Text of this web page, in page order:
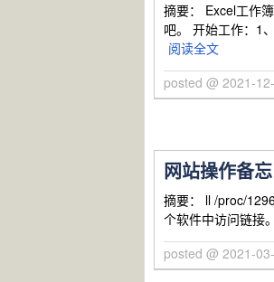
摘要： Excel工作
吧。 开始工作：1
阅读全文
posted @ 2021-
网站操作备忘
摘要： ll /proc/
个软件中访问链接
posted @ 2021-